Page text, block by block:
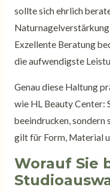
sollte sich ehrlich
Exzellente Beratung
die aufwendigste
Genau diese Haltung
wie HL Beauty Center:
beeindrucken, sondern
gilt für Form, Material
Worauf Sie